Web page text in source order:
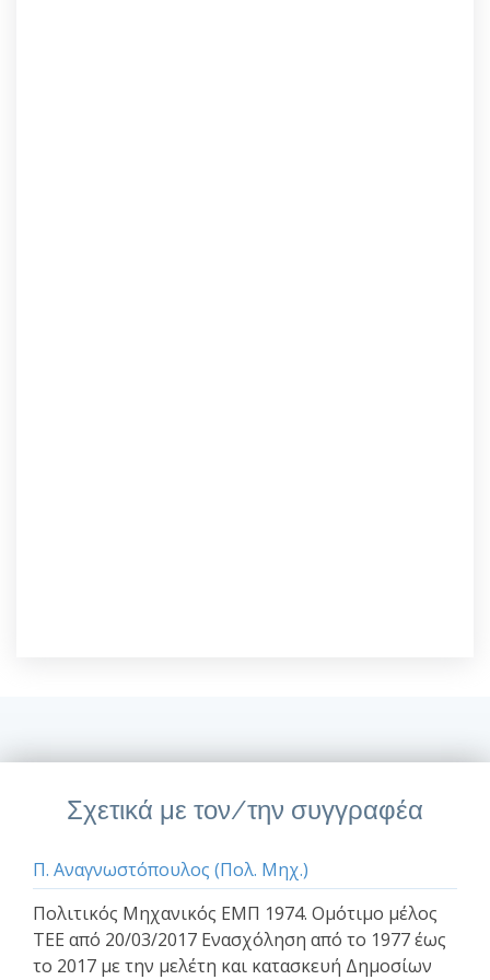
Σχετικά με τον/την συγγραφέα
Π. Αναγνωστόπουλος (Πολ. Μηχ.)
Πολιτικός Μηχανικός ΕΜΠ 1974. Ομότιμο μέλος
ΤΕΕ από 20/03/2017 Ενασχόληση από το 1977 έως
το 2017 με την μελέτη και κατασκευή Δημοσίων